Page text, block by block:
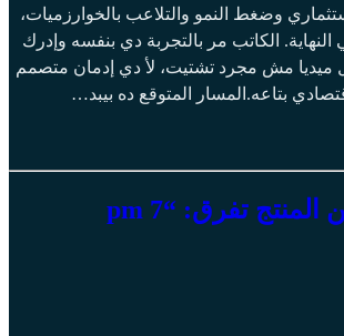
وضغط النمو والتلاعب بالخوارزميات،
الكاتب مر بالتجربة دي بنفسه وإدرك
ميديا مش مجرد تشتيت، لأ دي إدمان متصمم
بتاعه.المسار المتوقع ده بيبد…
خلي قصتك عن المنتج تفرق: “7 pm